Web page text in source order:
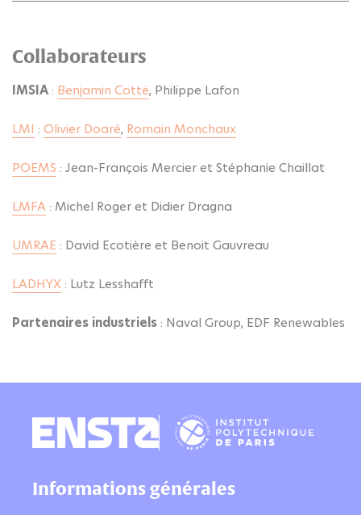
Collaborateurs
IMSIA : Benjamin Cotté, Philippe Lafon
LMI : Olivier Doaré, Romain Monchaux
POEMS : Jean-François Mercier et Stéphanie Chaillat
LMFA : Michel Roger et Didier Dragna
UMRAE : David Ecotière et Benoit Gauvreau
LADHYX : Lutz Lesshafft
Partenaires industriels : Naval Group, EDF Renewables
Informations générales